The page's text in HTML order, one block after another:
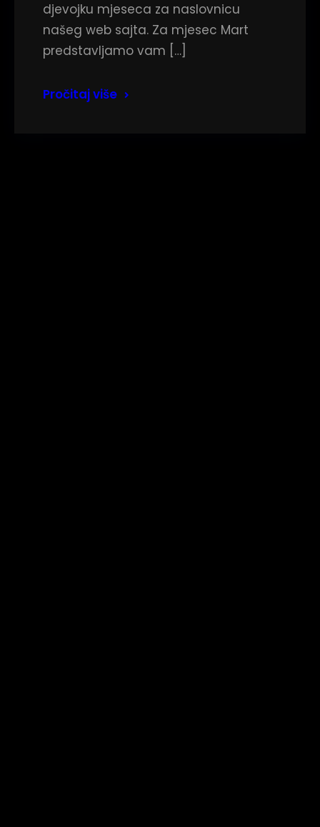
djevojku mjeseca za naslovnicu
našeg web sajta. Za mjesec Mart
predstavljamo vam […]
Pročitaj više